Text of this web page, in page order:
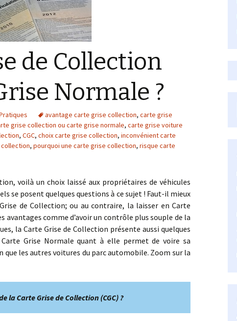
de Collection
Normale ?
avantage carte grise collection, carte grise
grise collection ou carte grise normale, carte grise voiture
, CGC, choix carte grise collection, inconvénient carte
, pourquoi une carte grise collection, risque carte
un choix laissé aux propriétaires de véhicules
se posent quelques questions à ce sujet ! Faut-il mieux
de Collection; ou au contraire, la laisser en Carte
avantages comme d’avoir un contrôle plus souple de la
la Carte Grise de Collection présente aussi quelques
Grise Normale quant à elle permet de voire sa
les autres voitures du parc automobile. Zoom sur la
la Carte Grise de Collection (CGC) ?